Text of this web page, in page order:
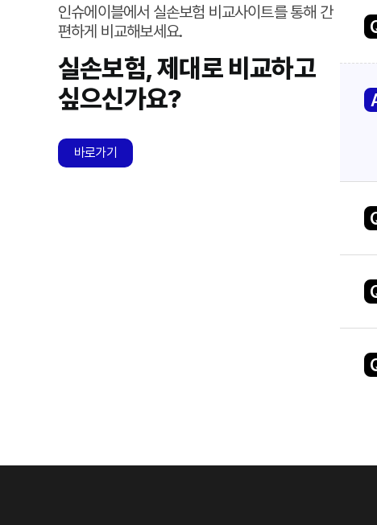
인슈에이블에서 실손보험 비교사이트를 통해 간
편하게 비교해보세요.
실손보험, 제대로 비교하고
싶으신가요?
바로가기